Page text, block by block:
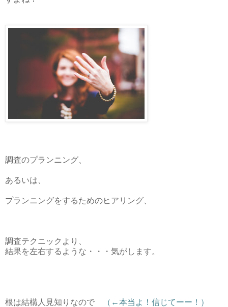
調査のプランニング、
あるいは、
プランニングをするためのヒアリング、
調査テクニックより、
結果を左右するような・・・気がします。
根は結構人見知りなので （←本当よ！信じてーー！）